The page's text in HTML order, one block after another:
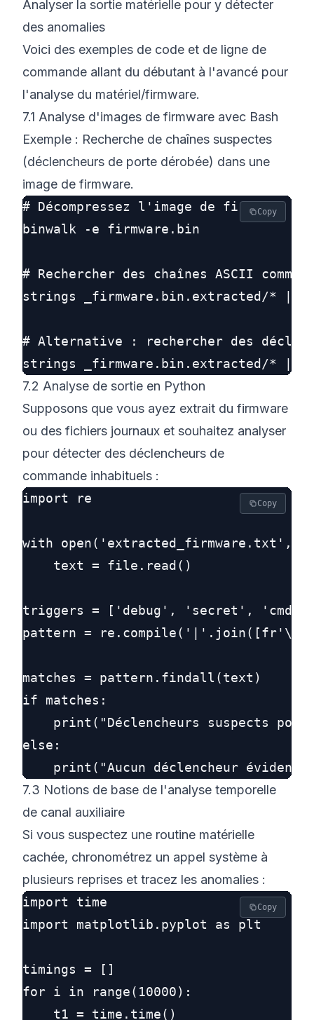
Analyser la sortie matérielle pour y détecter
des anomalies
Voici des exemples de code et de ligne de
commande allant du débutant à l'avancé pour
l'analyse du matériel/firmware.
7.1 Analyse d'images de firmware avec Bash
Exemple : Recherche de chaînes suspectes
(déclencheurs de porte dérobée) dans une
image de firmware.
# Décompressez l'image de firmware
binwalk -e firmware.bin
# Rechercher des chaînes ASCII
strings _firmware.bin.extracted/* |
# Alternative : rechercher des
Copy
7.2 Analyse de sortie en Python
Supposons que vous ayez extrait du firmware
ou des fichiers journaux et souhaitez analyser
pour détecter des déclencheurs de
commande inhabituels :
import re
with
    text = file.read()
triggers = ['debug', 'secret', 'cmd',
pattern =
matches = pattern.findall(text)
if matches:
print("Déclencheurs suspects
else:
Copy
7.3 Notions de base de l'analyse temporelle
de canal auxiliaire
Si vous suspectez une routine matérielle
cachée, chronométrez un appel système à
plusieurs reprises et tracez les anomalies :
import time
import matplotlib.pyplot as plt
timings = []
for i in range(10000):
    t1 = time.time()
Copy